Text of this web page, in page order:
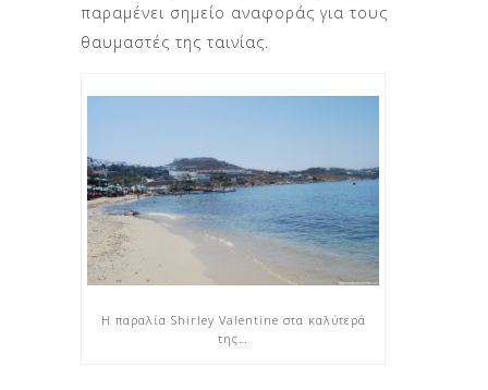
παραμένει σημείο αναφοράς για τους
θαυμαστές της ταινίας.
Η παραλία Shirley Valentine στα καλύτερά
της…